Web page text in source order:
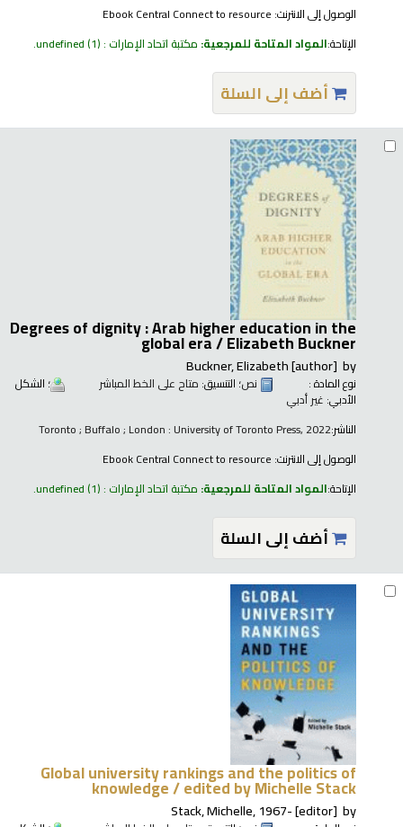
الوصول إلى الانترنت: Ebook Central Connect to resource
الإتاحة:المواد المتاحة للمرجعية: مكتبة اتحاد الإمارات : undefined(1).
أضف إلى السلة
Degrees of dignity : Arab higher education in the
global era /Elizabeth Buckner
by
Buckner, Elizabeth[author]
نوع المادة : نص؛ التنسيق: متاح على الخط المباشر ؛ الشكل
الأدبي: غير أدبي
الناشر:Toronto ; Buffalo ; London : University of Toronto Press, 2022
الوصول إلى الانترنت: Ebook Central Connect to resource
الإتاحة:المواد المتاحة للمرجعية: مكتبة اتحاد الإمارات : undefined(1).
أضف إلى السلة
Global university rankings and the politics of
knowledge /edited by Michelle Stack
by
Stack, Michelle, 1967-[editor]